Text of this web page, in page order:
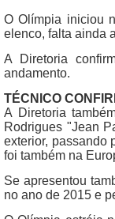
O Olímpia iniciou
elenco, falta ainda
A Diretoria
andamento.
TÉCNICO
A Diretoria
Rodrigues "Jean
exterior, passando
foi também na
Se apresentou
no ano de 2015 e